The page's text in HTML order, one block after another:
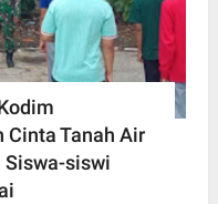
Cinta Tanah Air
Siswa-siswi